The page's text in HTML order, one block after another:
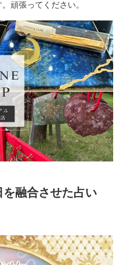
頑張ってください。
を融合させた占い